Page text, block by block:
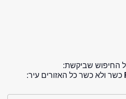
החיפוש שביקשת:
כשר ולא כשר כל האזורים עיר: